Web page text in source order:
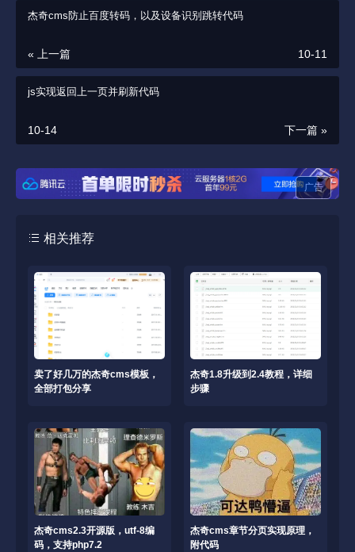
杰奇cms防止百度转码，以及设备识别跳转代码
« 上一篇 10-11
js实现返回上一页并刷新代码
下一篇 »
10-14
广告
相关推荐
卖了好几万的杰奇cms模板，
全部打包分享
杰奇1.8升级到2.4教程，详细
步骤
杰奇cms2.3开源版，utf-8编
码，支持php7.2
杰奇cms章节分页实现原理，
附代码